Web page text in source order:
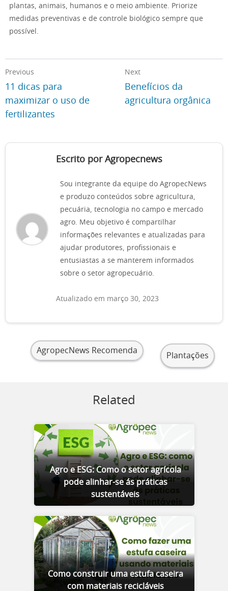
plantas, animais, humanos e o meio ambiente. Priorize
medidas preventivas e de controle biológico sempre que
possível.
Previous
11 dicas para
maximizar o uso de
fertilizantes
Next
Benefícios da
agricultura orgânica
Escrito por Agropecnews
Sou integrante da equipe do AgropecNews
e produzo conteúdos sobre agricultura,
pecuária, tecnologia no campo e mercado
agro. Meu objetivo é compartilhar
informações relevantes e atualizadas para
ajudar produtores, profissionais e
entusiastas a se manterem informados
sobre o setor agropecuário.
Atualizado em março 30, 2023
AgropecNews Recomenda
Plantações
Related
Agro e ESG: Como o setor agrícola
pode alinhar-se ás práticas
sustentáveis
Como construir uma estufa caseira
com materiais recicláveis